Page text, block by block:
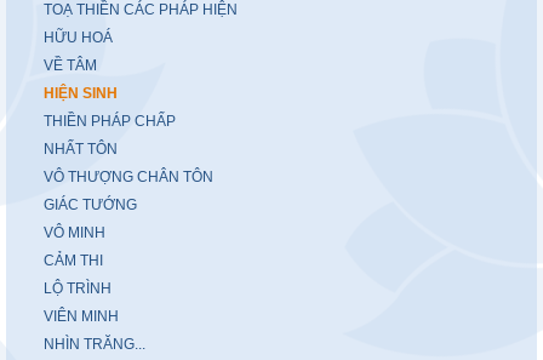
TOẠ THIỀN CÁC PHÁP HIỆN
HỮU HOÁ
VỀ TÂM
HIỆN SINH
THIỀN PHÁP CHẤP
NHẤT TÔN
VÔ THƯỢNG CHÂN TÔN
GIÁC TƯỚNG
VÔ MINH
CẢM THI
LỘ TRÌNH
VIÊN MINH
NHÌN TRĂNG...